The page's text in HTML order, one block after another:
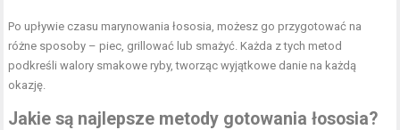
Po upływie czasu marynowania łososia, możesz go przygotować na
różne sposoby – piec, grillować lub smażyć. Każda z tych metod
podkreśli walory smakowe ryby, tworząc wyjątkowe danie na każdą
okazję.
Jakie są najlepsze metody gotowania łososia?